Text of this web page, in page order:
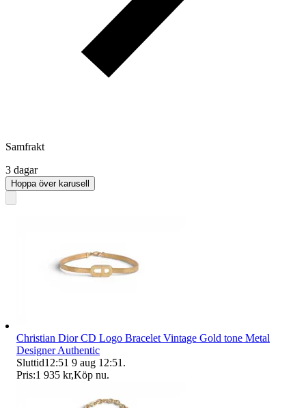
Samfrakt
3 dagar
Hoppa över karusell
Christian Dior CD Logo Bracelet Vintage Gold tone Metal
Designer Authentic
Sluttid12:51 9 aug 12:51 .
Pris:1 935 kr,Köp nu.